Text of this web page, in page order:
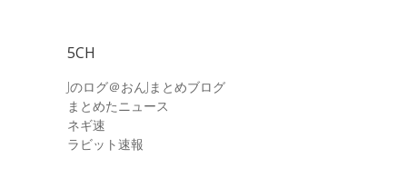
5CH
Jのログ＠おんJまとめブログ
まとめたニュース
ネギ速
ラビット速報